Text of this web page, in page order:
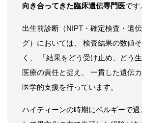
向き合ってきた臨床遺伝専門医です
出生前診断（NIPT・確定検査・遺
グ）においては、 検査結果の数値
く、 「結果をどう受け止め、どう
医療の責任と捉え、 一貫した遺伝
医学的支援を行っています。
ハイティーンの時期にベルギーで過